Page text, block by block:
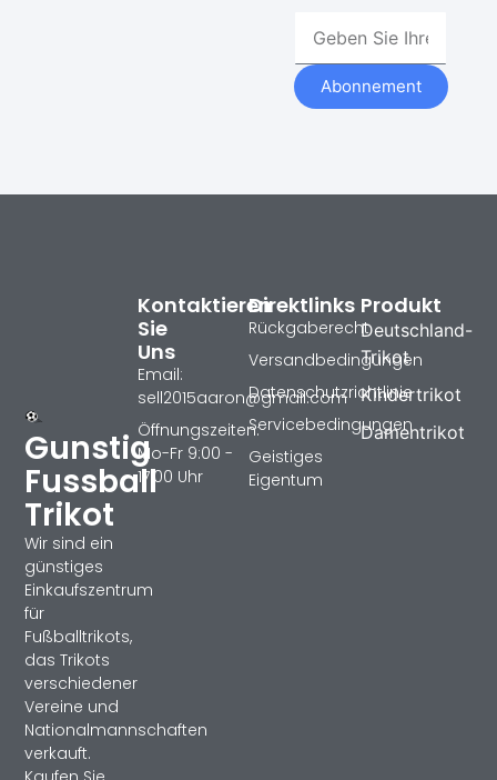
Abonnement
Gunstig
Fussball
Trikot
Wir sind ein
günstiges
Einkaufszentrum
für
Fußballtrikots,
das Trikots
verschiedener
Vereine und
Nationalmannschaften
verkauft.
Produkt
Deutschland-
Trikot
Kindertrikot
Damentrikot
Direktlinks
Rückgaberecht
Versandbedingungen
Datenschutzrichtlinie
Servicebedingungen
Geistiges
Eigentum
Kontaktieren
Sie
Uns
Email:
sell2015aaron@gmail.com
Öffnungszeiten:
Mo-Fr 9:00 -
17:00 Uhr